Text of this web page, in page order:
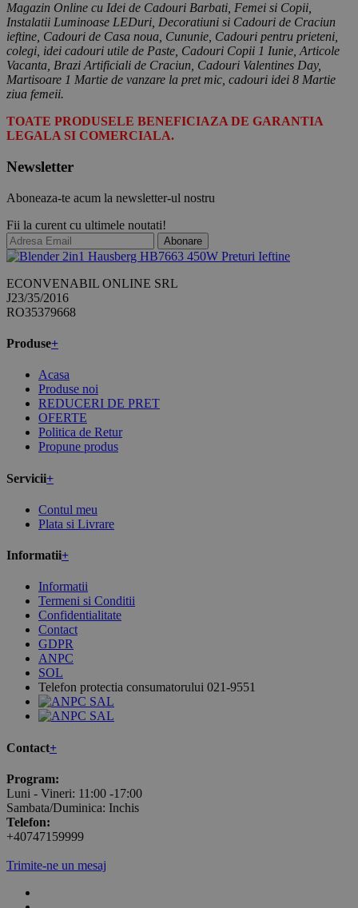
Magazin Online cu Idei de Cadouri Barbati, Femei si Copii,
Instalatii Luminoase LEDuri, Decoratiuni si Cadouri de Craciun
ieftine, Cadouri de Casa noua, Cununie, Cadouri pentru prieteni,
colegi, idei cadouri utile de Paste, Cadouri Copii 1 Iunie, Articole
Vacanta, Brazi Artificiali de Craciun, Cadouri Valentines Day,
Martisoare 1 Martie de vanzare la pret mic, cadouri idei 8 Martie
ziua femeii.
TOATE PRODUSELE BENEFICIAZA DE GARANTIA
LEGALA SI COMERCIALA.
Newsletter
Aboneaza-te acum la newsletter-ul nostru
Fii la curent cu ultimele noutati!
Abonare
ECONVENABIL ONLINE SRL
J23/35/2016
RO35379668
Produse+
Acasa
Produse noi
REDUCERI DE PRET
OFERTE
Politica de Retur
Propune produs
Servicii+
Contul meu
Plata si Livrare
Informatii+
Informatii
Termeni si Conditii
Confidentialitate
Contact
GDPR
ANPC
SOL
Telefon protectia consumatorului 021-9551
Contact+
Program:
Luni - Vineri: 11:00 -17:00
Sambata/Duminica: Inchis
Telefon:
+40747159999
Trimite-ne un mesaj